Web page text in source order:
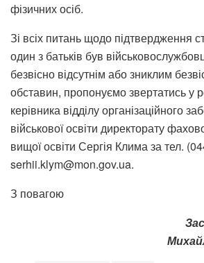
фізичних осіб.
Зі всіх питань щодо підтвердження
один з батьків був
безвісно відсутнім або зниклим
обставин, пропонуємо звертатись у
керівника відділу організаційного
військової освіти директорату
вищої освіти Сергія Клима за тел.
serhii.klym@mon.gov.ua.
З повагою